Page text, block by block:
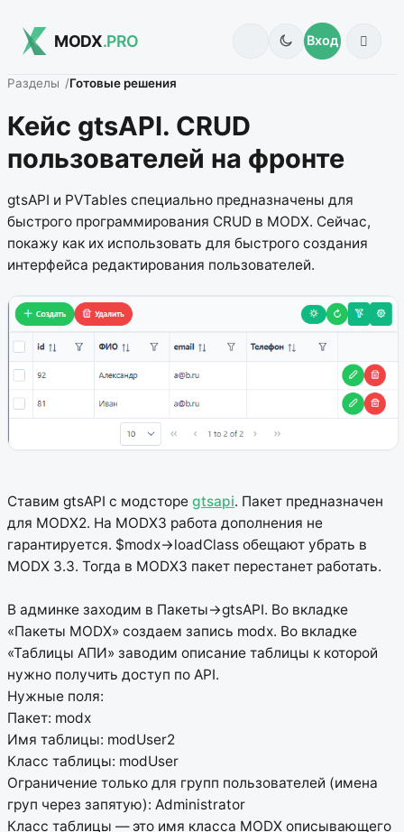
MODX.PRO Вход
Разделы Готовые решения
Кейс gtsAPI. CRUD
пользователей на фронте
gtsAPI и PVTables специально предназначены для
быстрого программирования CRUD в MODX. Сейчас,
покажу как их использовать для быстрого создания
интерфейса редактирования пользователей.
Ставим gtsAPI с модсторе gtsapi. Пакет предназначен
для MODX2. На MODX3 работа дополнения не
гарантируется. $modx->loadClass обещают убрать в
MODX 3.3. Тогда в MODX3 пакет перестанет работать.
В админке заходим в Пакеты->gtsAPI. Во вкладке
«Пакеты MODX» создаем запись modx. Во вкладке
«Таблицы АПИ» заводим описание таблицы к которой
нужно получить доступ по API.
Нужные поля:
Пакет: modx
Имя таблицы: modUser2
Класс таблицы: modUser
Ограничение только для групп пользователей (имена
груп через запятую): Administrator
Класс таблицы — это имя класса MODX описывающего